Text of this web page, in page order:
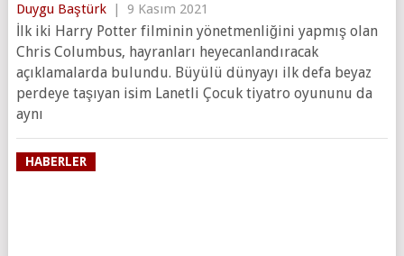
Duygu Baştürk | 9 Kasım 2021
İlk iki Harry Potter filminin yönetmenliğini yapmış olan
Chris Columbus, hayranları heyecanlandıracak
açıklamalarda bulundu. Büyülü dünyayı ilk defa beyaz
perdeye taşıyan isim Lanetli Çocuk tiyatro oyununu da
aynı
HABERLER